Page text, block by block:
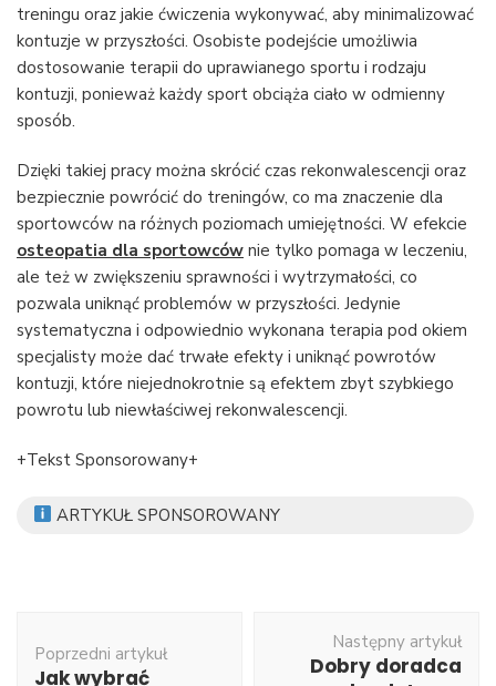
treningu oraz jakie ćwiczenia wykonywać, aby minimalizować
kontuzje w przyszłości. Osobiste podejście umożliwia
dostosowanie terapii do uprawianego sportu i rodzaju
kontuzji, ponieważ każdy sport obciąża ciało w odmienny
sposób.
Dzięki takiej pracy można skrócić czas rekonwalescencji oraz
bezpiecznie powrócić do treningów, co ma znaczenie dla
sportowców na różnych poziomach umiejętności. W efekcie
osteopatia dla sportowców nie tylko pomaga w leczeniu,
ale też w zwiększeniu sprawności i wytrzymałości, co
pozwala uniknąć problemów w przyszłości. Jedynie
systematyczna i odpowiednio wykonana terapia pod okiem
specjalisty może dać trwałe efekty i uniknąć powrotów
kontuzji, które niejednokrotnie są efektem zbyt szybkiego
powrotu lub niewłaściwej rekonwalescencji.
+Tekst Sponsorowany+
ARTYKUŁ SPONSOROWANY
wpisu
Poprzedni artykuł
Jak wybrać
Następny artykuł
Dobry doradca